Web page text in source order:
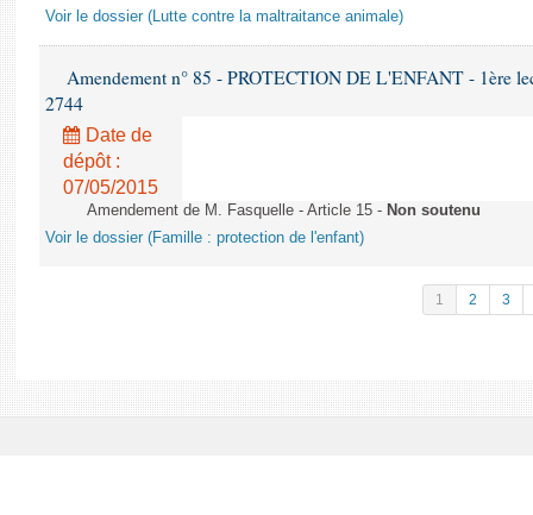
Voir le dossier (Lutte contre la maltraitance animale)
Amendement n° 85 - PROTECTION DE L'ENFANT - 1ère
2744
Date de
dépôt :
07/05/2015
Amendement de M. Fasquelle - Article 15 - Non soutenu
Voir le dossier (Famille : protection de l'enfant)
1 2 3